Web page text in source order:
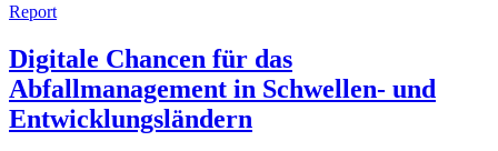
Report
Digitale Chancen für das
Abfallmanagement in Schwellen- und
Entwicklungsländern